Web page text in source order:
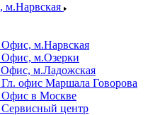
м.Нарвская
Офис, м.Нарвская
Офис, м.Озерки
Офис, м.Ладожская
Гл. офис Маршала Говорова
Офис в Москве
Сервисный центр